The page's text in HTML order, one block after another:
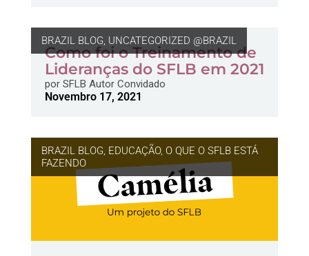
BRAZIL BLOG, UNCATEGORIZED @BRAZIL
Como foi o Treinamento de
Lideranças do SFLB em 2021
porSFLB Autor Convidado
Novembro 17, 2021
BRAZIL BLOG, EDUCAÇÃO, O QUE O SFLB ESTÁ
FAZENDO